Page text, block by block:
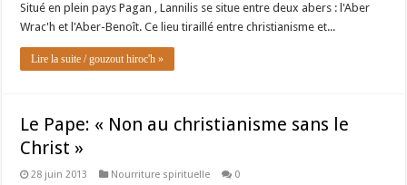
Situé en plein pays Pagan , Lannilis se situe entre deux abers : l'Aber
Wrac'h et l'Aber-Benoît. Ce lieu tiraillé entre christianisme et...
Lire la suite / gouzout hiroc'h »
Le Pape: « Non au christianisme sans le
Christ »
28 juin 2013 Nourriture spirituelle 0